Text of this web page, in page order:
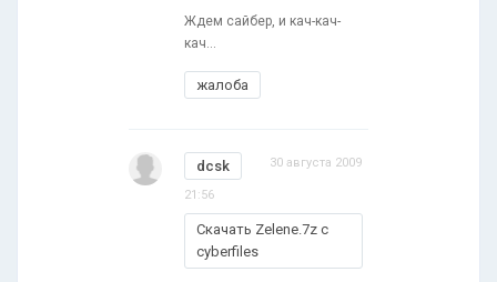
Ждем сайбер, и кач-кач-
кач...
жалоба
dcsk 30 августа 2009
21:56
Скачать Zelene.7z с
cyberfiles